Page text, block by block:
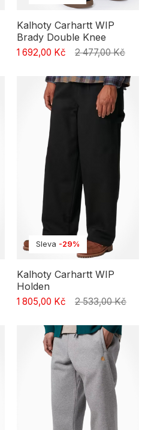
Kalhoty Carhartt WIP
Brady Double Knee
1 692,00 Kč 2 477,00 Kč
Sleva -29%
Kalhoty Carhartt WIP
Holden
1 805,00 Kč 2 533,00 Kč